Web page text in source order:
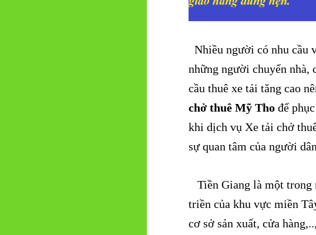
Nhiều người có nhu cầu
những người chuyển nhà,
cầu thuê xe tải tăng cao
chở thuê Mỹ Tho để
khi dịch vụ Xe tải chở
sự quan tâm của người
Tiền Giang là một trong
triền của khu vực miền
cơ sở sản xuất, cửa